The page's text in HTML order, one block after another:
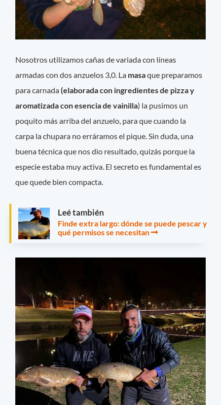
Nosotros utilizamos cañas de variada con líneas
armadas con dos anzuelos 3,0. La masaque preparamos
para carnada(elaborada con ingredientes de pizza y
aromatizada con esencia de vainilla) la pusimos un
poquito más arriba del anzuelo, para que cuando la
carpa la chupara no erráramos el pique. Sin duda, una
buena técnica que nos dio resultado, quizás porque la
especie estaba muy activa. El secreto es fundamental es
que quede bien compacta.
Leé también
Finde extra largo: dónde se puede pescar y
qué permisos se necesitan